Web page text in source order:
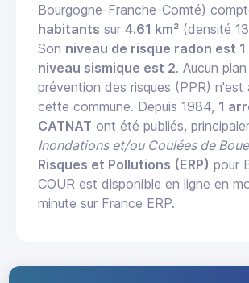
Bourgogne-Franche-Comté)
habitants sur 4.61 km² (densité
Son niveau de risque radon est 1
niveau sismique est 2. Aucun
prévention des risques (PPR) n'est
cette commune. Depuis 1984, 1
CATNAT ont été publiés,
Inondations et/ou Coulées de Boue
Risques et Pollutions (ERP) pour
COUR est disponible en ligne en
minute sur France ERP.